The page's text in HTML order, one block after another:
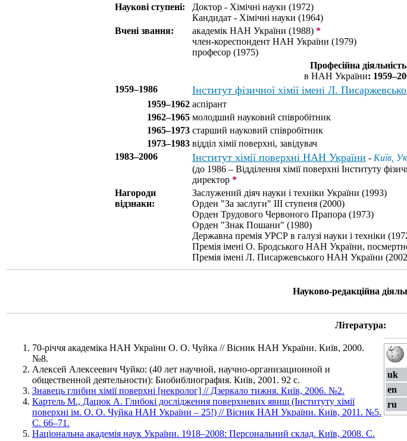
Наукові ступені:
Доктор - Хімічні науки (1972)
Кандидат - Хімічні науки (1964)
Вчені звання:
академік НАН України (1988)*
член-кореспондент НАН України (1979)
професор (1975)
Професійна
в НАН України:
1959–1986
Інститут фізичної хімії імені Л.
1959–1962 аспірант
1962–1965 молодший науковий співробітник
1965–1973 старший науковий співробітник
1973–1983 відділ хімії поверхні, завідувач
1983–2006
Інститут хімії поверхні НАН України - Київ,
(до 1986 – Відділення хімії поверхні Інституту
директор*
Нагороди
відзнаки:
Заслужений діяч науки і техніки України (1993)
Орден "За заслуги" III ступеня (2000)
Орден Трудового Червоного Прапора (1973)
Орден "Знак Пошани" (1980)
Державна премія УРСР в галузі науки і техніки
Премія імені О. Бродського НАН України,
Премія імені Л. Писаржевського НАН України
Науково-редакційна
Література:
70-річчя академіка НАН України О. О. Чуйка // Вісник НАН України. Київ, 2000.
№8.
Алексей Алексеевич Чуйко: (40 лет научной, научно-организационной и
общественной деятельности): Биобиблиография. Київ, 2001. 92 с.
Знавець глибин хімії поверхні [некролог] // Дзеркало тижня. Київ, 2006. №2.
Картель М., Дацюк А. Глибокі дослідження поверхневих явищ (Інституту хімії
поверхні ім. О. О. Чуйка НАН України – 25!) // Вісник НАН України. Київ, 2011. №5.
С. 66–71.
Національна академія наук України. 1918–2008: Персональний склад. Київ, 2008. С.
uk
en
ru